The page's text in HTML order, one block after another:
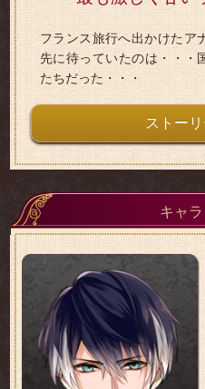
フランス旅行へ出かけたア
先に待っていたのは・・・
たちだった・・・
ストー
キャ